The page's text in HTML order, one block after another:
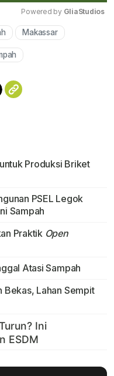
Powered by GliaStudios
Makassar
Produksi Briket
PSEL Legok
Sampah
Praktik Open
Atasi Sampah
Bekas, Lahan Sempit